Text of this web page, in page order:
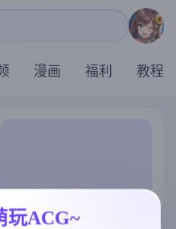
漫画 福利 教程
玩ACG~